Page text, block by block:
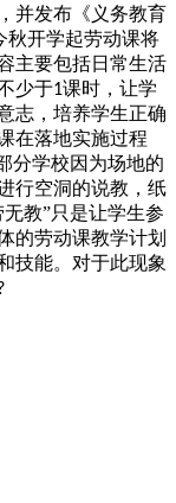
并发布《义务教育
秋开学起劳动课将
主要包括日常生活
少于1课时，让学
志，培养学生正确
在落地实施过程
分学校因为场地的
行空洞的说教，纸
教”只是让学生参
的劳动课教学计划
技能。对于此现象